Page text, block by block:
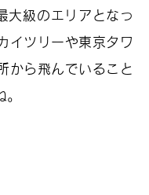
大級のエリアとなっ
イツリーや東京タワ
から飛んでいること